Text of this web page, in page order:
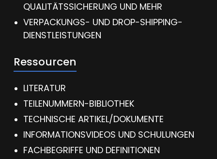
QUALITÄTSSICHERUNG UND MEHR
VERPACKUNGS- UND DROP-SHIPPING-
DIENSTLEISTUNGEN
Ressourcen
LITERATUR
TEILENUMMERN-BIBLIOTHEK
TECHNISCHE ARTIKEL/DOKUMENTE
INFORMATIONSVIDEOS UND SCHULUNGEN
FACHBEGRIFFE UND DEFINITIONEN